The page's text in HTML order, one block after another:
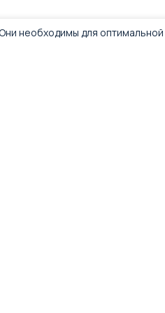
необходимы для оптимальной